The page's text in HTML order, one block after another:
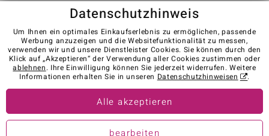
Karriere AGB Datenschutz Cookies
Impressum
Kontakt
Vertrag widerrufen
Visit our stores in other countries:
© Juwelo Deutschland GmbH (ein Tochterunternehmen der elumeo
Datenschutzhinweis
Um Ihnen ein optimales Einkaufserlebnis zu ermöglichen, passende
Werbung anzuzeigen und die Websitefunktionalität zu messen,
verwenden wir und unsere Dienstleister Cookies. Sie können durch den
Klick auf „Akzeptieren“ der Verwendung aller Cookies zustimmen oder
ablehnen. Ihre Einwilligung können Sie jederzeit widerrufen. Weitere
Informationen erhalten Sie in unseren Datenschutzhinweisen .
Alle akzeptieren
bearbeiten